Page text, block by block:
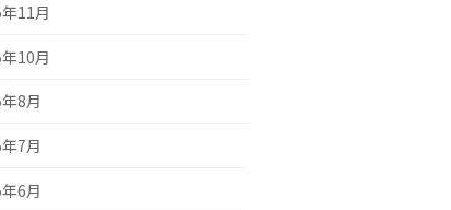
11月
10月
8月
7月
6月